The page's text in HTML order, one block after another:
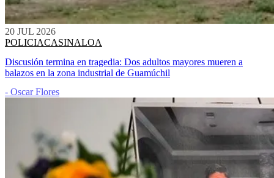
20 JUL 2026
POLICIACASINALOA
Discusión termina en tragedia: Dos adultos mayores mueren a
balazos en la zona industrial de Guamúchil
- Oscar Flores